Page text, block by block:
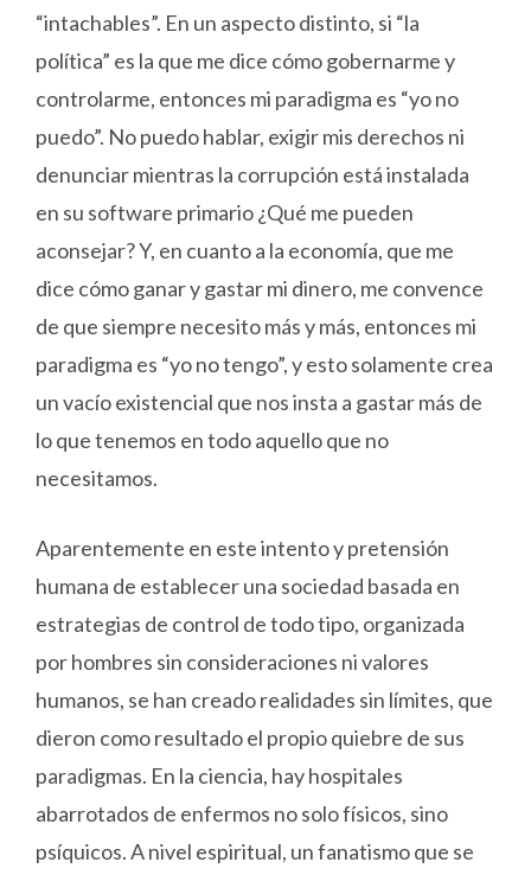
“intachables”. En un aspecto distinto, si “la
política” es la que me dice cómo gobernarme y
controlarme, entonces mi paradigma es “yo no
puedo”. No puedo hablar, exigir mis derechos ni
denunciar mientras la corrupción está instalada
en su software primario ¿Qué me pueden
aconsejar? Y, en cuanto a la economía, que me
dice cómo ganar y gastar mi dinero, me convence
de que siempre necesito más y más, entonces mi
paradigma es “yo no tengo”, y esto solamente crea
un vacío existencial que nos insta a gastar más de
lo que tenemos en todo aquello que no
necesitamos.
Aparentemente en este intento y pretensión
humana de establecer una sociedad basada en
estrategias de control de todo tipo, organizada
por hombres sin consideraciones ni valores
humanos, se han creado realidades sin límites, que
dieron como resultado el propio quiebre de sus
paradigmas. En la ciencia, hay hospitales
abarrotados de enfermos no solo físicos, sino
psíquicos. A nivel espiritual, un fanatismo que se